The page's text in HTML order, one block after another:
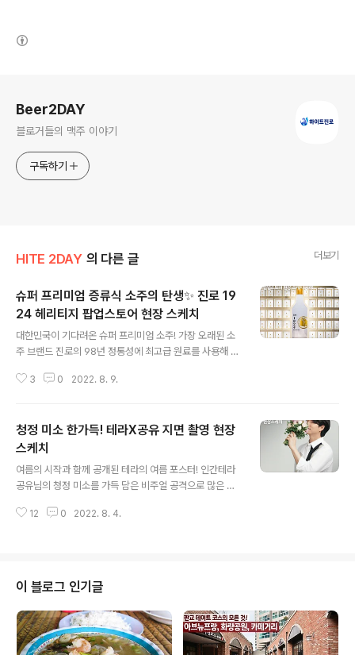
Beer2DAY
블로거들의 맥주 이야기
구독하기
HITE 2DAY 의 다른 글 더보기
슈퍼 프리미엄 증류식 소주의 탄생✨ 진로 19
24 헤리티지 팝업스토어 현장 스케치
대한민국이 기다려온 슈퍼 프리미엄 소주! 가장 오래된 소
주 브랜드 진로의 98년 정통성에 최고급 원료를 사용해 최
어 탄생했습니다. 👏 18일 정식 출시 전, 여러분께 먼저 선
OT 그 자체였다고 하는데요!🔥 화제의 신제품 #진로192
4헤리티지 가 궁금한 분들, 아직 팝업 스토어에 방문해보
지 못한 분들을 위해 비투지기가 팝업스토어 현장을 생생
하게 소개해드릴게요. 팝업 현장은 12일까지만 운영되니
슈퍼 프리미엄 증류식 소주 여러분께 인사 올립니다🙇‍♀️🙇‍♂️
3 0 2022. 8. 9.
청정 미소 한가득! 테라X공유 지면 촬영 현장
스케치
여름의 시작과 함께 공개된 테라의 여름 포스터! 인간테라
공유님의 청정 미소를 가득 담은 비주얼 공격으로 많은 분
지기가 담아왔습니다! 인간테라 공유님의 자비 없는 청정
사르르 녹아내렸습니다. 그거 아세요? 공유님 미모에 감탄
하며 박수 치다가 비투지기 손금이랑 지문이 없어졌대요.
본격적인 더위의 초입에 자리한 날에 촬영이 진행됐지만
공유님의 청정 미소에 촬영장 분위기도 내내 산뜻하기 그
지없었는데요. 공유님의 완벽한 비주얼과 포즈로 공개될
12 0 2022. 8. 4.
이 블로그 인기글